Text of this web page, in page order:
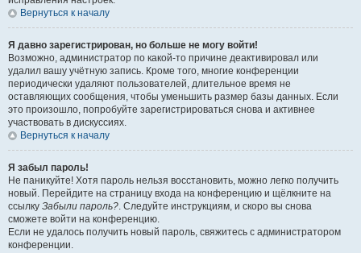
Вернуться к началу
Я давно зарегистрирован, но больше не могу войти!
Возможно, администратор по какой-то причине деактивировал или
удалил вашу учётную запись. Кроме того, многие конференции
периодически удаляют пользователей, длительное время не
оставляющих сообщения, чтобы уменьшить размер базы данных. Если
это произошло, попробуйте зарегистрироваться снова и активнее
участвовать в дискуссиях.
Вернуться к началу
Я забыл пароль!
Не паникуйте! Хотя пароль нельзя восстановить, можно легко получить
новый. Перейдите на страницу входа на конференцию и щёлкните на
ссылку Забыли пароль?. Следуйте инструкциям, и скоро вы снова
сможете войти на конференцию.
Если не удалось получить новый пароль, свяжитесь с администратором
конференции.